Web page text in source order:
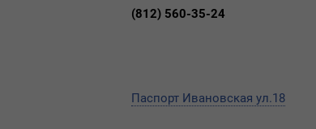
(812) 560-35-24
Паспорт Ивановская ул.18